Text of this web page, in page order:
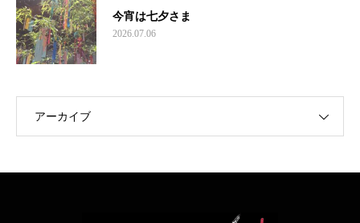
今宵は七夕さま
2026.07.06
アーカイブ